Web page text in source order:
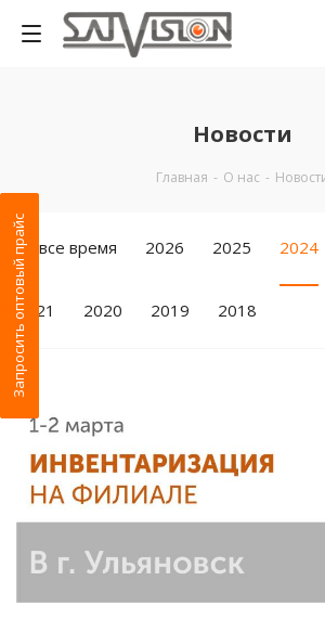
Новости
Главная - О нас -
За все время 2026 2025 2024
2021 2020 2019 2018
Запросить оптовый прайс